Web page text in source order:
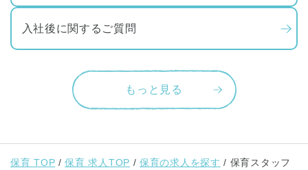
入社後に関するご質問
もっと見る
保育 TOP 保育 求人TOP 保育の求人を探す
保育スタッフ